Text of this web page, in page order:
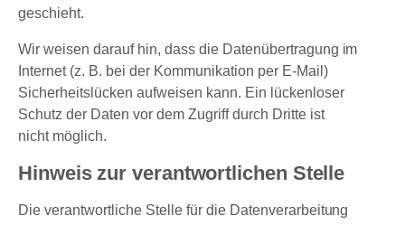
geschieht.
Wir weisen darauf hin, dass die Datenübertragung im
Internet (z. B. bei der Kommunikation per E-Mail)
Sicherheitslücken aufweisen kann. Ein lückenloser
Schutz der Daten vor dem Zugriff durch Dritte ist
nicht möglich.
Hinweis zur verantwortlichen Stelle
Die verantwortliche Stelle für die Datenverarbeitung